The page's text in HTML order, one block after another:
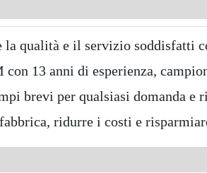
qualità e il servizio soddisfatti
con 13 anni di esperienza,
brevi per qualsiasi domanda e
ridurre i costi e